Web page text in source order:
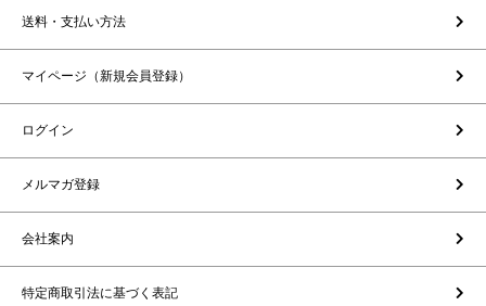
送料・支払い方法
マイページ（新規会員登録）
ログイン
メルマガ登録
会社案内
特定商取引法に基づく表記